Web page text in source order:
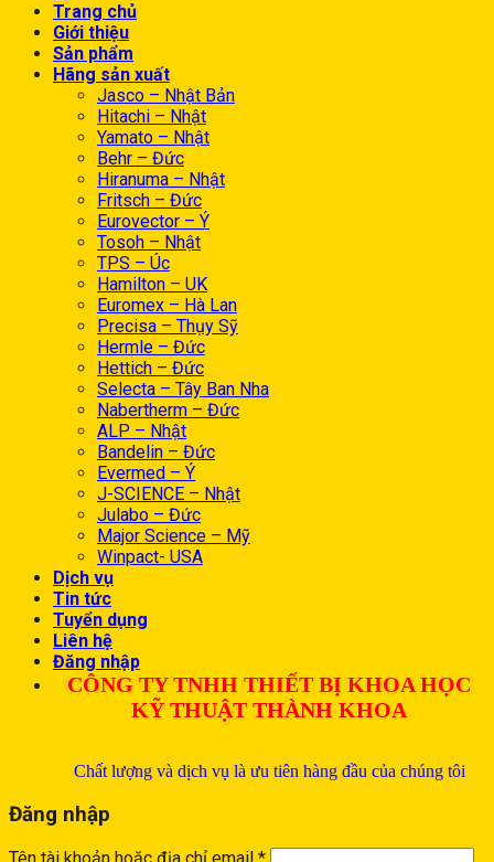
Trang chủ
Giới thiệu
Sản phẩm
Hãng sản xuất
Jasco – Nhật Bản
Hitachi – Nhật
Yamato – Nhật
Behr – Đức
Hiranuma – Nhật
Fritsch – Đức
Eurovector – Ý
Tosoh – Nhật
TPS – Úc
Hamilton – UK
Euromex – Hà Lan
Precisa – Thụy Sỹ
Hermle – Đức
Hettich – Đức
Selecta – Tây Ban Nha
Nabertherm – Đức
ALP – Nhật
Bandelin – Đức
Evermed – Ý
J-SCIENCE – Nhật
Julabo – Đức
Major Science – Mỹ
Winpact- USA
Dịch vụ
Tin tức
Tuyển dụng
Liên hệ
Đăng nhập
CÔNG TY TNHH THIẾT BỊ KHOA HỌC
KỸ THUẬT THÀNH KHOA
Chất lượng và dịch vụ là ưu tiên hàng đầu của chúng tôi
Đăng nhập